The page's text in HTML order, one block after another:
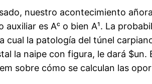
nuestro acontecimiento
auxiliar es Aᶜ o bien A¹. La
cual la patologí­a del túnel
la naipe con figura, le dará
sobre cómo se calculan las